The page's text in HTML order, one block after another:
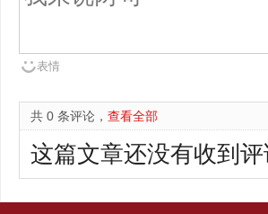
表情
共 0 条评论， 查看全部
这篇文章还没有收到